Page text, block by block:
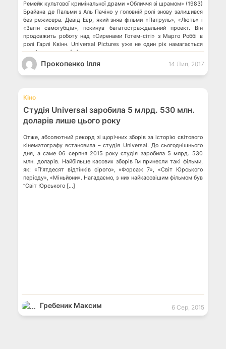
Ремейк культової кримінальної драми «Обличчя зі шрамом» (1983)
Брайана де Пальми з Аль Пачіно у головній ролі знову залишився
без режисера. Девід Еєр, який зняв фільми «Патруль», «Лють» і
«Загін самогубців», покинув багатостраждальний проект. Він
продовжить роботу над «Сиренами Готем-сіті» з Марго Роббі в
ролі Гарлі Квінн. Universal Pictures уже не один рік намагається
реалізувати нову […]
Прокопенко Ілля 14 Лип, 2017
💬
Кіно
Студія Universal заробила 5 млрд. 530 млн.
доларів лише цього року
Отже, абсолютний рекорд зі щорічних зборів за історію світового
кінематографу встановила – студія Universal. До сьогоднішнього
дня, а саме 06 серпня 2015 року студія заробила 5 млрд. 530
млн. доларів. Найбільше касових зборів їм принесли такі фільми,
як: «П’ятдесят відтінків сірого», «Форсаж 7», «Світ Юрського
періоду», «Міньйони». Нагадаємо, з них найкасовішим фільмом був
“Світ Юрського […]
Гребеник Максим 6 Сер, 2015